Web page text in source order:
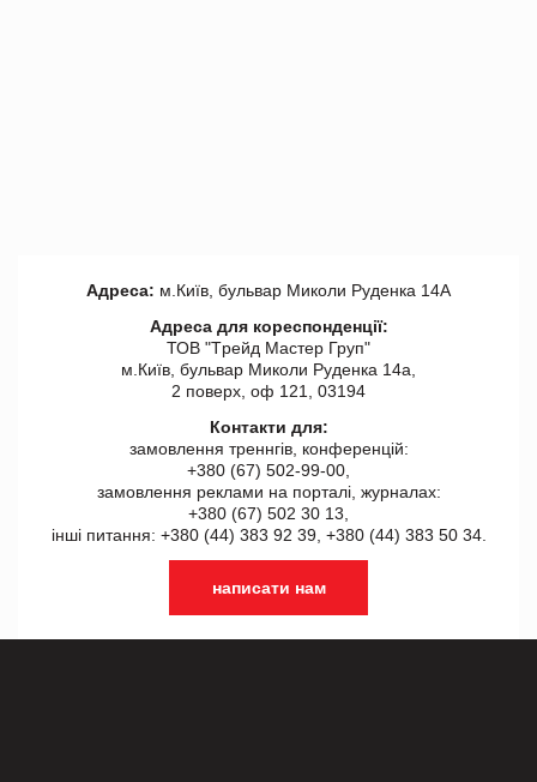
Адреса: м.Київ, бульвар Миколи Руденка 14А
Адреса для кореспонденції:
ТОВ "Tрейд Мастер Груп"
м.Київ, бульвар Миколи Руденка 14а,
2 поверх, оф 121, 03194
Контакти для:
замовлення треннгів, конференцій:
+380 (67) 502-99-00,
замовлення реклами на порталі, журналах:
+380 (67) 502 30 13,
інші питання: +380 (44) 383 92 39, +380 (44) 383 50 34.
написати нам